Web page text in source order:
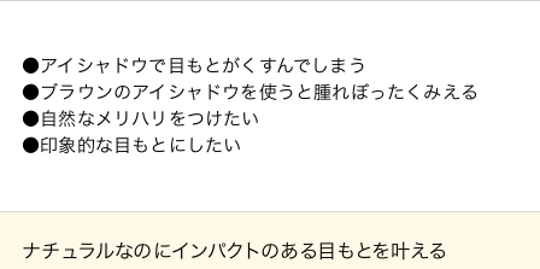
アイシャドウで目もとがくすんでしまう
ブラウンのアイシャドウを使うと腫れぼったくみえる
自然なメリハリをつけたい
印象的な目もとにしたい
ナチュラルなのにインパクトのある目もとを叶える